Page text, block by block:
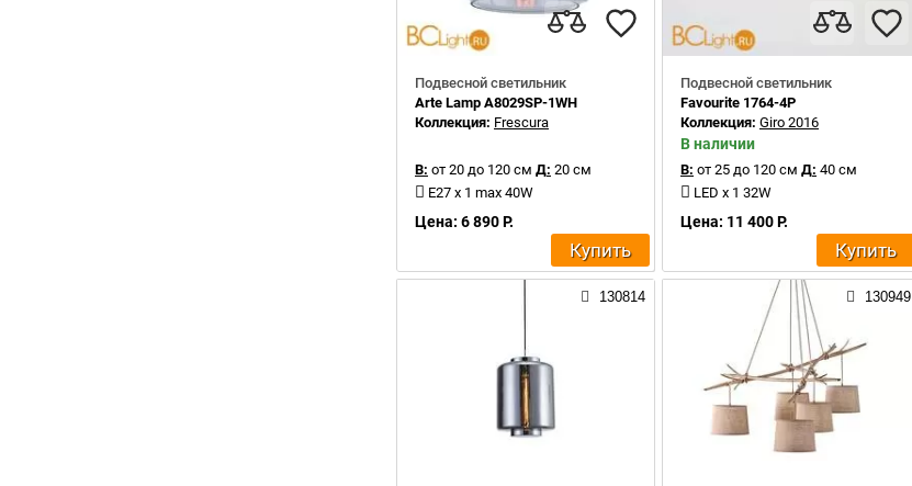
Подвесной светильник
Arte Lamp A8029SP-1WH
Коллекция: Frescura
В: от 20 до 120 см Д: 20 см
E27 x 1 max 40W
Цена: 6 890 Р.
Купить
Подвесной светильник
Favourite 1764-4P
Коллекция: Giro 2016
В наличии
В: от 25 до 120 см Д: 40 см
LED x 1 32W
Цена: 11 400 Р.
Купить
130814 130949